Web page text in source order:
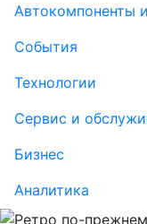
Автокомпоненты
События
Технологии
Сервис и
Бизнес
Аналитика